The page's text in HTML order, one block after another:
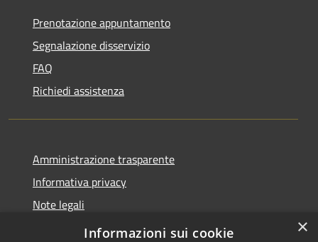
Prenotazione appuntamento
Segnalazione disservizio
FAQ
Richiedi assistenza
Amministrazione trasparente
Informativa privacy
Note legali
Dichiarazione di accessibilità
×
Informazioni sui cookie